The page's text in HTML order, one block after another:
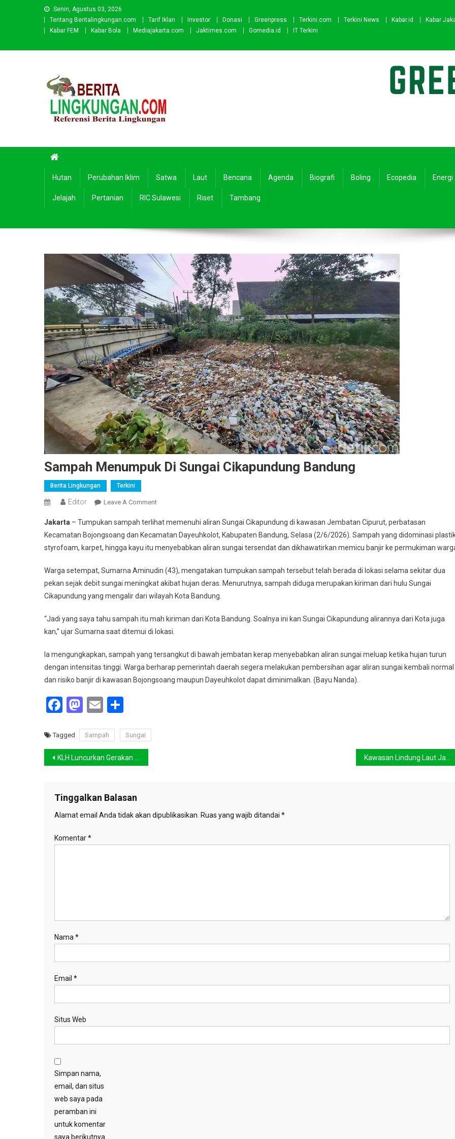
Senin, Agustus 03, 2026
Tentang Beritalingkungan.com
Tarif Iklan Investor Donasi Greenpress Terkini.com Terkini News Kabar.id
Kabar
Kabar FEM
Kabar Bola Mediajakarta.com Jaktimes.com Gomedia.id IT Terkini
Hutan Perubahan Iklim Satwa Laut Bencana Agenda Biografi Boling Ecopedia Energi
Jelajah Pertanian RIC Sulawesi Riset Tambang
Sampah Menumpuk Di Sungai Cikapundung Bandung
Berita Lingkungan Terkini
Editor Leave A CommentOn
Menumpuk
Di
Sungai
Bandung
Jakarta – Tumpukan sampah terlihat memenuhi aliran Sungai Cikapundung di kawasan Jembatan Cipurut, perbatasan
Kecamatan Bojongsoang dan Kecamatan Dayeuhkolot, Kabupaten Bandung, Selasa (2/6/2026). Sampah yang didominasi
styrofoam, karpet, hingga kayu itu menyebabkan aliran sungai tersendat dan dikhawatirkan memicu banjir ke permukiman
Warga setempat, Sumarna Aminudin (43), mengatakan tumpukan sampah tersebut telah berada di lokasi selama sekitar dua
pekan sejak debit sungai meningkat akibat hujan deras. Menurutnya, sampah diduga merupakan kiriman dari hulu Sungai
Cikapundung yang mengalir dari wilayah Kota Bandung.
“Jadi yang saya tahu sampah itu mah kiriman dari Kota Bandung. Soalnya ini kan Sungai Cikapundung alirannya dari Kota juga
kan,” ujar Sumarna saat ditemui di lokasi.
Ia mengungkapkan, sampah yang tersangkut di bawah jembatan kerap menyebabkan aliran sungai meluap ketika hujan turun
dengan intensitas tinggi. Warga berharap pemerintah daerah segera melakukan pembersihan agar aliran sungai kembali normal
dan risiko banjir di kawasan Bojongsoang maupun Dayeuhkolot dapat diminimalkan. (Bayu Nanda).
Facebook
Mastodon
Email
Tagged Sampah Sungai
Navigasi
KLH Luncurkan Gerakan Indonesia ASRI
Tinggalkan Balasan
Alamat email Anda tidak akan dipublikasikan. Ruas yang wajib ditandai *
Komentar*
Nama *
Email *
Situs Web
Simpan nama,
email, dan situs
web saya pada
peramban ini
untuk komentar
saya berikutnya.